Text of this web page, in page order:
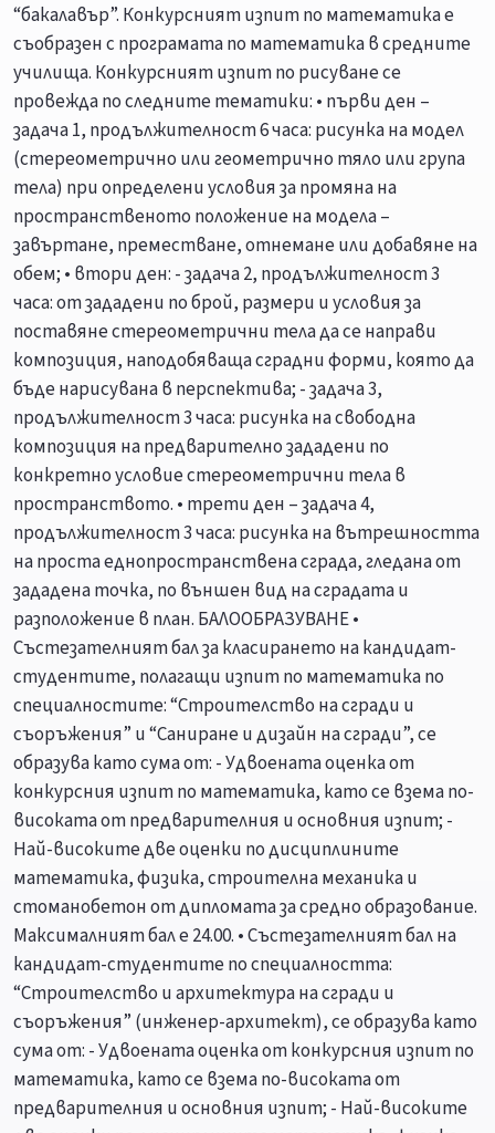
“бакалавър”. Конкурсният изпит по математика е
съобразен с програмата по математика в средните
училища. Конкурсният изпит по рисуване се
провежда по следните тематики: • първи ден –
задача 1, продължителност 6 часа: рисунка на модел
(стереометрично или геометрично тяло или група
тела) при определени условия за промяна на
пространственото положение на модела –
завъртане, преместване, отнемане или добавяне на
обем; • втори ден: - задача 2, продължителност 3
часа: от зададени по брой, размери и условия за
поставяне стереометрични тела да се направи
композиция, наподобяваща сградни форми, която да
бъде нарисувана в перспектива; - задача 3,
продължителност 3 часа: рисунка на свободна
композиция на предварително зададени по
конкретно условие стереометрични тела в
пространството. • трети ден – задача 4,
продължителност 3 часа: рисунка на вътрешността
на проста еднопространствена сграда, гледана от
зададена точка, по външен вид на сградата и
разположение в план. БАЛООБРАЗУВАНЕ •
Състезателният бал за класирането на кандидат-
студентите, полагащи изпит по математика по
специалностите: “Строителство на сгради и
съоръжения” и “Саниране и дизайн на сгради”, се
образува като сума от: - Удвоената оценка от
конкурсния изпит по математика, като се взема по-
високата от предварителния и основния изпит; -
Най-високите две оценки по дисциплините
математика, физика, строителна механика и
стоманобетон от дипломата за средно образование.
Максималният бал е 24.00. • Състезателният бал на
кандидат-студентите по специалността:
“Строителство и архитектура на сгради и
съоръжения” (инженер-архитект), се образува като
сума от: - Удвоената оценка от конкурсния изпит по
математика, като се взема по-високата от
предварителния и основния изпит; - Най-високите